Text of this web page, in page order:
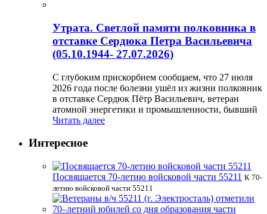
Утрата. Светлой памяти полковника в
отставке Сердюка Петра Васильевича
(05.10.1944- 27.07.2026)
С глубоким прискорбием сообщаем, что 27 июля
2026 года после болезни ушёл из жизни полковник
в отставке Сердюк Пётр Васильевич, ветеран
атомной энергетики и промышленности, бывший
Читать далее
Интересное
Посвящается 70-летию войсковой части 55211 К 70-
летию войсковой части 55211